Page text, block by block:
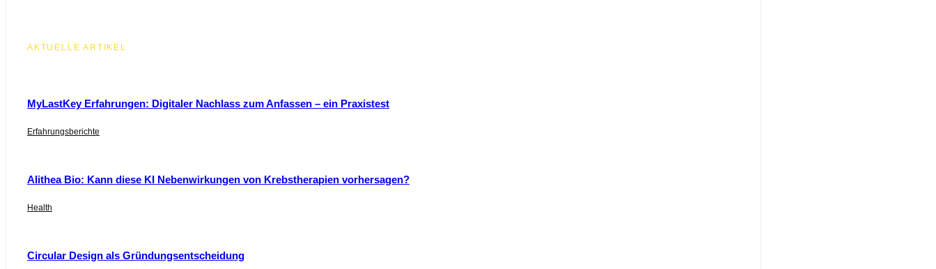
AKTUELLE ARTIKEL
MyLastKey Erfahrungen: Digitaler Nachlass zum Anfassen – ein Praxistest
Erfahrungsberichte
Alithea Bio: Kann diese KI Nebenwirkungen von Krebstherapien vorhersagen?
Health
Circular Design als Gründungsentscheidung